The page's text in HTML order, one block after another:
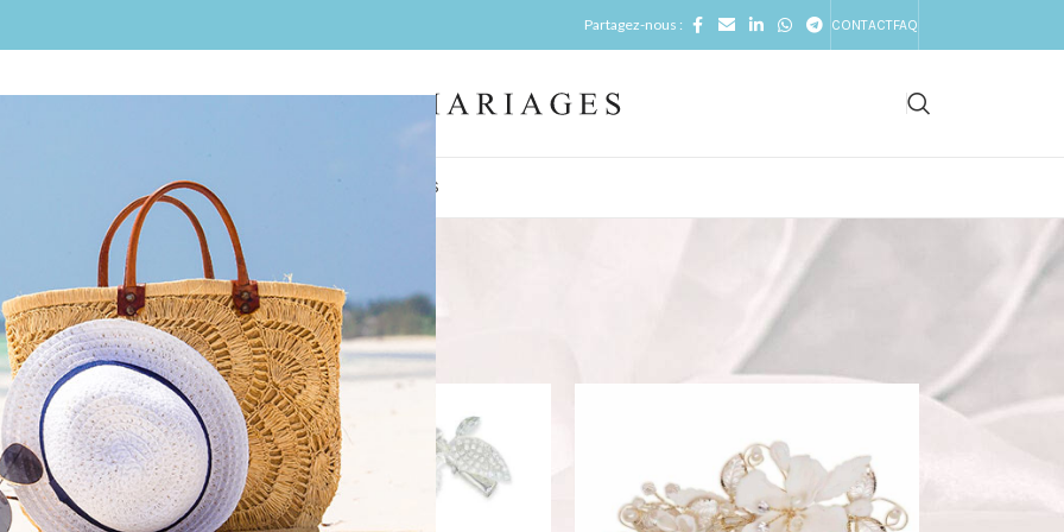
Partagez-nous : CONTACTFAQ
LA BOUTIQUE COIFFES
Coiffes
/accessoires femme/Coiffes